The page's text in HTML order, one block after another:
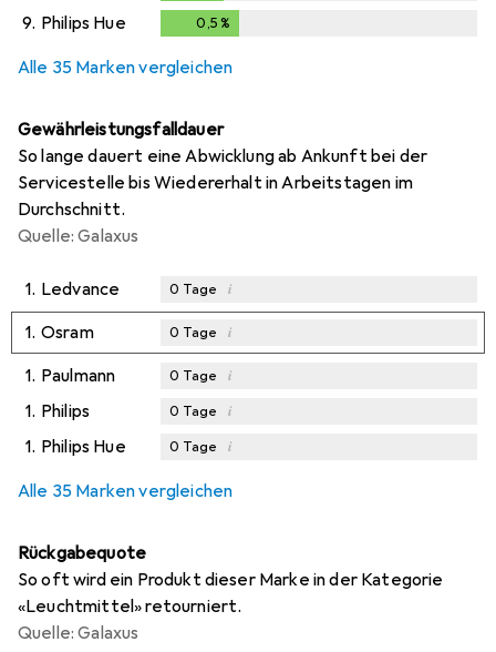
9. Philips Hue 0,5 %
Alle 35 Marken vergleichen
Gewährleistungsfalldauer
So lange dauert eine Abwicklung ab Ankunft bei der
Servicestelle bis Wiedererhalt in Arbeitstagen im
Durchschnitt.
Quelle: Galaxus
1. Ledvance 0 Tage i
1. Osram 0 Tage i
1. Paulmann 0 Tage i
1. Philips 0 Tage i
1. Philips Hue 0 Tage i
Alle 35 Marken vergleichen
Rückgabequote
So oft wird ein Produkt dieser Marke in der Kategorie
«Leuchtmittel» retourniert.
Quelle: Galaxus